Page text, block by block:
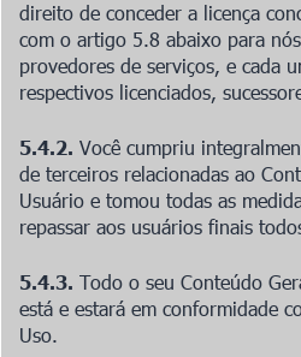
direito de conceder a licença
com o artigo 5.8 abaixo para
provedores de serviços, e cada
respectivos licenciados,
5.4.2. Você cumpriu
de terceiros relacionadas ao
Usuário e tomou todas as
repassar aos usuários finais
5.4.3. Todo o seu Conteúdo
está e estará em conformidade
Uso.